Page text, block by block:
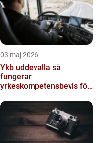
03 maj 2026
Ykb uddevalla så
fungerar
yrkeskompetensbevis för